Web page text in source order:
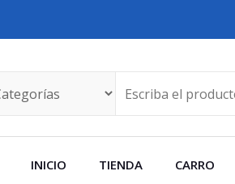
INICIO TIENDA CARRO